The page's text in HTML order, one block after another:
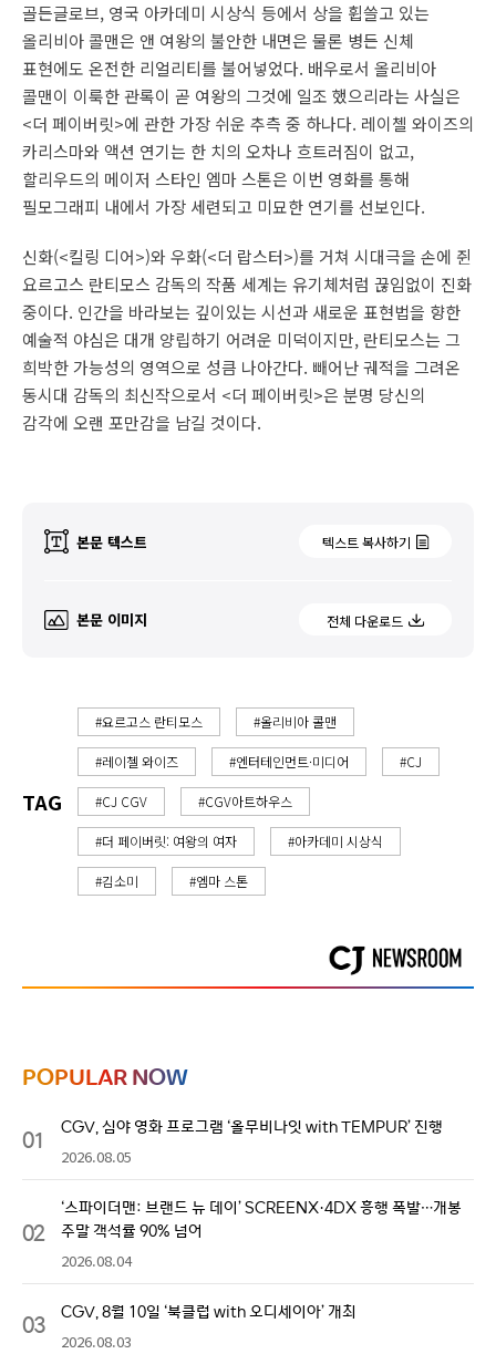
골든글로브, 영국 아카데미 시상식 등에서 상을 휩쓸고 있는
올리비아 콜맨은 앤 여왕의 불안한 내면은 물론 병든 신체
표현에도 온전한 리얼리티를 불어넣었다. 배우로서 올리비아
콜맨이 이룩한 관록이 곧 여왕의 그것에 일조 했으리라는 사실은
<더 페이버릿>에 관한 가장 쉬운 추측 중 하나다. 레이첼 와이즈의
카리스마와 액션 연기는 한 치의 오차나 흐트러짐이 없고,
할리우드의 메이저 스타인 엠마 스톤은 이번 영화를 통해
필모그래피 내에서 가장 세련되고 미묘한 연기를 선보인다.
신화(<킬링 디어>)와 우화(<더 랍스터>)를 거쳐 시대극을 손에 쥔
요르고스 란티모스 감독의 작품 세계는 유기체처럼 끊임없이 진화
중이다. 인간을 바라보는 깊이있는 시선과 새로운 표현법을 향한
예술적 야심은 대개 양립하기 어려운 미덕이지만, 란티모스는 그
희박한 가능성의 영역으로 성큼 나아간다. 빼어난 궤적을 그려온
동시대 감독의 최신작으로서 <더 페이버릿>은 분명 당신의
감각에 오랜 포만감을 남길 것이다.
본문 텍스트 텍스트 복사하기
본문 이미지 전체 다운로드
TAG
#요르고스 란티모스 #올리비아 콜맨
#레이첼 와이즈 #엔터테인먼트·미디어 #CJ
#CJ CGV #CGV아트하우스
#더 페이버릿: 여왕의 여자 #아카데미 시상식
#김소미 #엠마 스톤
POPULAR NOW
01 CGV, 심야 영화 프로그램 ‘올무비나잇 with TEMPUR’ 진행
2026.08.05
02
‘스파이더맨: 브랜드 뉴 데이’ SCREENX·4DX 흥행 폭발…개봉
주말 객석률 90% 넘어
2026.08.04
03 CGV, 8월 10일 ‘북클럽 with 오디세이아’ 개최
2026.08.03